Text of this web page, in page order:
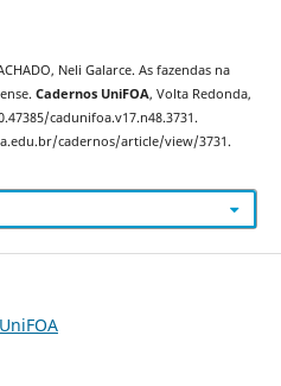
Neli Galarce. As fazendas na
Cadernos UniFOA, Volta Redonda,
cadunifoa.v17.n48.3731.
cadernos/article/view/3731.